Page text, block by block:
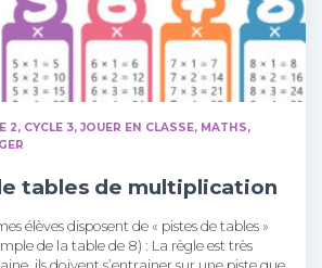
2 CYCLE 3 JOUER EN CLASSE MATHS
tables de multiplication
élèves disposent de « pistes de tables »
de la table de 8) : La règle est très